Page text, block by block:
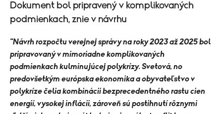
​Dokument bol pripravený v komplikovaných
podmienkach, znie v návrhu
"Návrh rozpočtu verejnej správy na roky 2023 až 2025 bol
pripravovaný v mimoriadne komplikovaných
podmienkach kulminujúcej polykrízy. Svetová, no
predovšetkým európska ekonomika a obyvateľstvo v
polykríze čelia kombinácii bezprecedentného rastu cien
energií, vysokej inflácii, zároveň sú postihnutí rôznymi